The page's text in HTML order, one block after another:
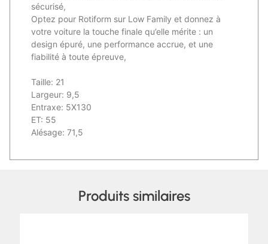
sécurisé,
Optez pour Rotiform sur Low Family et donnez à
votre voiture la touche finale qu’elle mérite : un
design épuré, une performance accrue, et une
fiabilité à toute épreuve,
Taille: 21
Largeur: 9,5
Entraxe: 5X130
ET: 55
Alésage: 71,5
Produits similaires